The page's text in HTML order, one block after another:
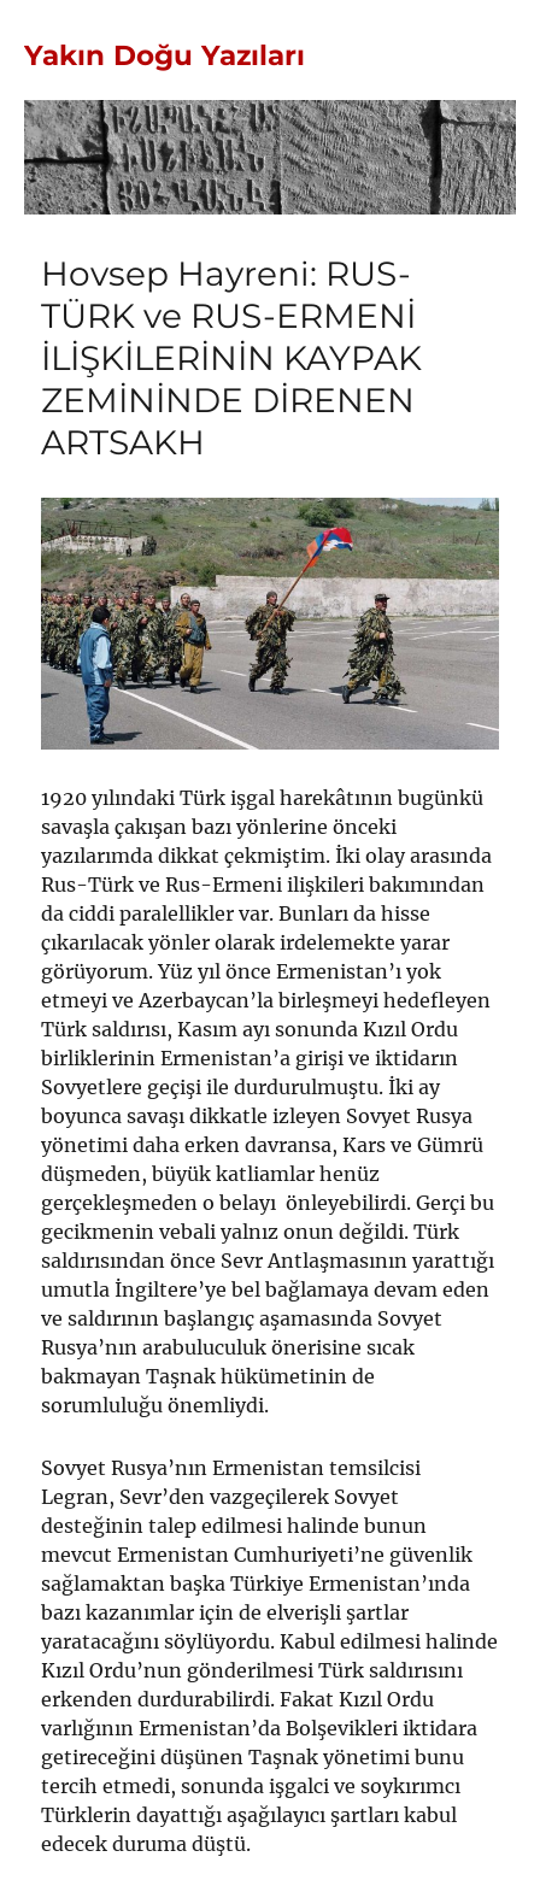
Yakın Doğu Yazıları
Hovsep Hayreni: RUS-
TÜRK ve RUS-ERMENİ
İLİŞKİLERİNİN KAYPAK
ZEMİNİNDE DİRENEN
ARTSAKH
1920 yılındaki Türk işgal harekâtının bugünkü
savaşla çakışan bazı yönlerine önceki
yazılarımda dikkat çekmiştim. İki olay arasında
Rus-Türk ve Rus-Ermeni ilişkileri bakımından
da ciddi paralellikler var. Bunları da hisse
çıkarılacak yönler olarak irdelemekte yarar
görüyorum. Yüz yıl önce Ermenistan’ı yok
etmeyi ve Azerbaycan’la birleşmeyi hedefleyen
Türk saldırısı, Kasım ayı sonunda Kızıl Ordu
birliklerinin Ermenistan’a girişi ve iktidarın
Sovyetlere geçişi ile durdurulmuştu. İki ay
boyunca savaşı dikkatle izleyen Sovyet Rusya
yönetimi daha erken davransa, Kars ve Gümrü
düşmeden, büyük katliamlar henüz
gerçekleşmeden o belayı önleyebilirdi. Gerçi bu
gecikmenin vebali yalnız onun değildi. Türk
saldırısından önce Sevr Antlaşmasının yarattığı
umutla İngiltere’ye bel bağlamaya devam eden
ve saldırının başlangıç aşamasında Sovyet
Rusya’nın arabuluculuk önerisine sıcak
bakmayan Taşnak hükümetinin de
sorumluluğu önemliydi.
Sovyet Rusya’nın Ermenistan temsilcisi
Legran, Sevr’den vazgeçilerek Sovyet
desteğinin talep edilmesi halinde bunun
mevcut Ermenistan Cumhuriyeti’ne güvenlik
sağlamaktan başka Türkiye Ermenistan’ında
bazı kazanımlar için de elverişli şartlar
yaratacağını söylüyordu. Kabul edilmesi halinde
Kızıl Ordu’nun gönderilmesi Türk saldırısını
erkenden durdurabilirdi. Fakat Kızıl Ordu
varlığının Ermenistan’da Bolşevikleri iktidara
getireceğini düşünen Taşnak yönetimi bunu
tercih etmedi, sonunda işgalci ve soykırımcı
Türklerin dayattığı aşağılayıcı şartları kabul
edecek duruma düştü.